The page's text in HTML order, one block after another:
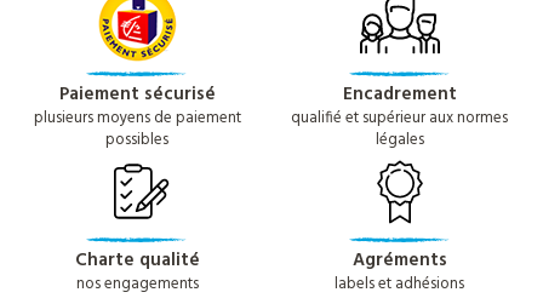
Paiement sécurisé
plusieurs moyens de paiement
possibles
Encadrement
qualifié et supérieur aux normes
légales
Charte qualité
nos engagements
Agréments
labels et adhésions